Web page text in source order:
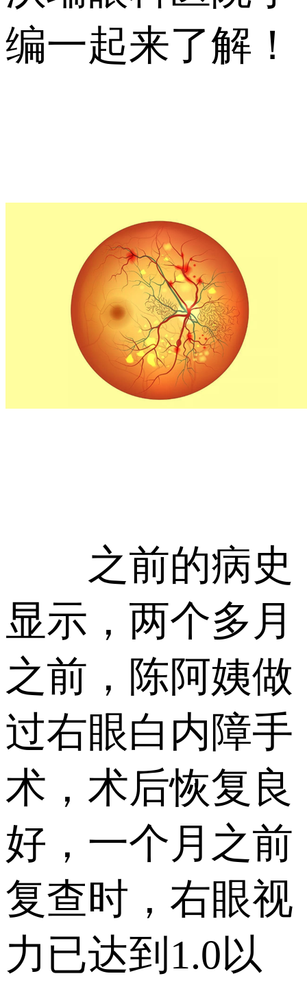
编一起来了解！
之前的病史
显示，两个多月
之前，陈阿姨做
过右眼白内障手
术，术后恢复良
好，一个月之前
复查时，右眼视
力已达到1.0以